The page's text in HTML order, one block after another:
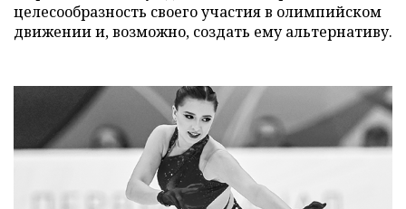
целесообразность своего участия в олимпийском
движении и, возможно, создать ему альтернативу.